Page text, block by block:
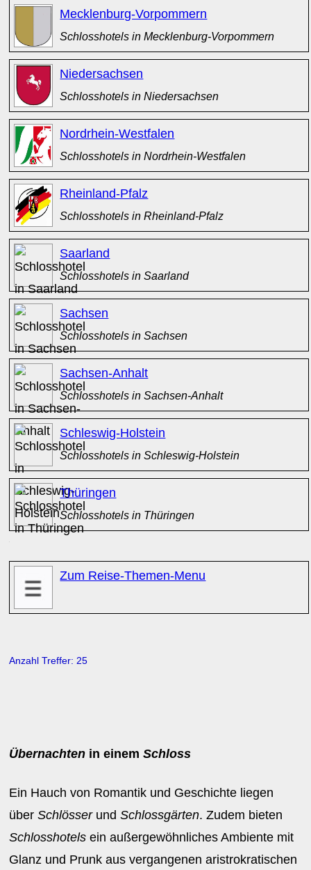
Mecklenburg-Vorpommern
Schlosshotels in Mecklenburg-Vorpommern
Niedersachsen
Schlosshotels in Niedersachsen
Nordrhein-Westfalen
Schlosshotels in Nordrhein-Westfalen
Rheinland-Pfalz
Schlosshotels in Rheinland-Pfalz
Saarland
Schlosshotels in Saarland
Sachsen
Schlosshotels in Sachsen
Sachsen-Anhalt
Schlosshotels in Sachsen-Anhalt
Schleswig-Holstein
Schlosshotels in Schleswig-Holstein
Thüringen
Schlosshotels in Thüringen
Zum Reise-Themen-Menu
Anzahl Treffer: 25
Übernachten in einemSchloss
Ein Hauch von Romantik und Geschichte liegen
überSchlösserundSchlossgärten. Zudem bieten
Schlosshotels ein außergewöhnliches Ambiente mit
Glanz und Prunk aus vergangenen aristrokratischen